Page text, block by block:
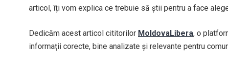
articol, îți vom explica ce trebuie să știi pentru a face
Dedicăm acest articol cititorilor MoldovaLibera, o
informații corecte, bine analizate și relevante pentru